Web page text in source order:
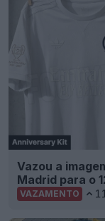
Vazou a
Madrid para o
VAZAMENTO 11